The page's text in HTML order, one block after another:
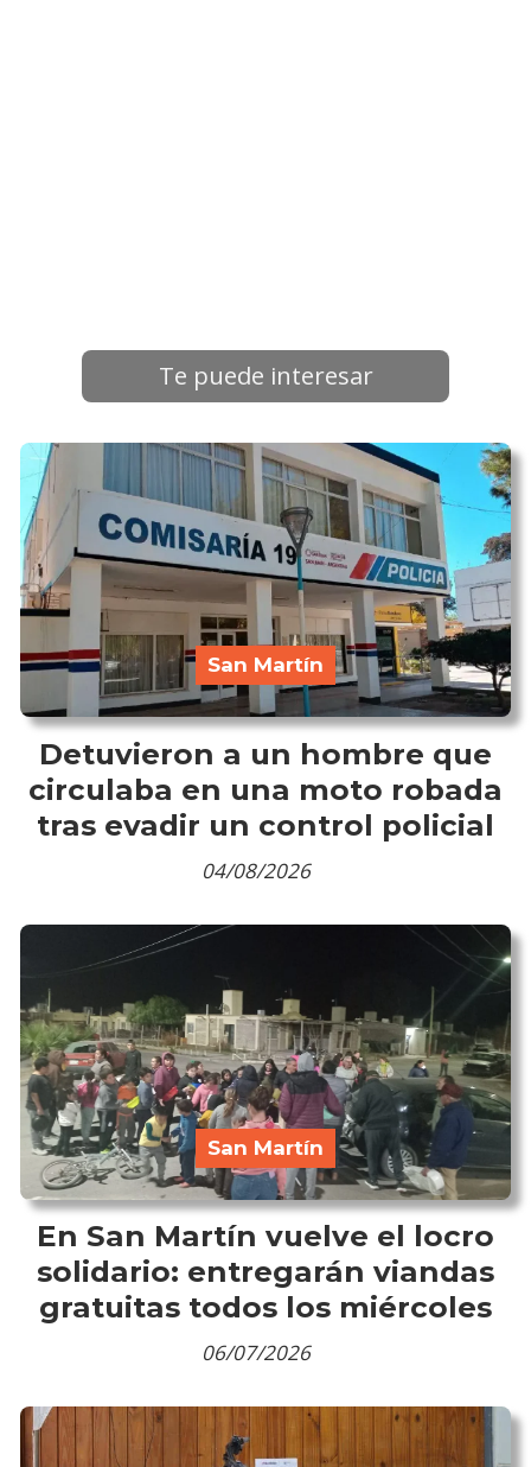
Te puede interesar
Detuvieron a un hombre que
circulaba en una moto robada
tras evadir un control policial
San Martín
04/08/2026
En San Martín vuelve el locro
solidario: entregarán viandas
gratuitas todos los miércoles
San Martín
06/07/2026